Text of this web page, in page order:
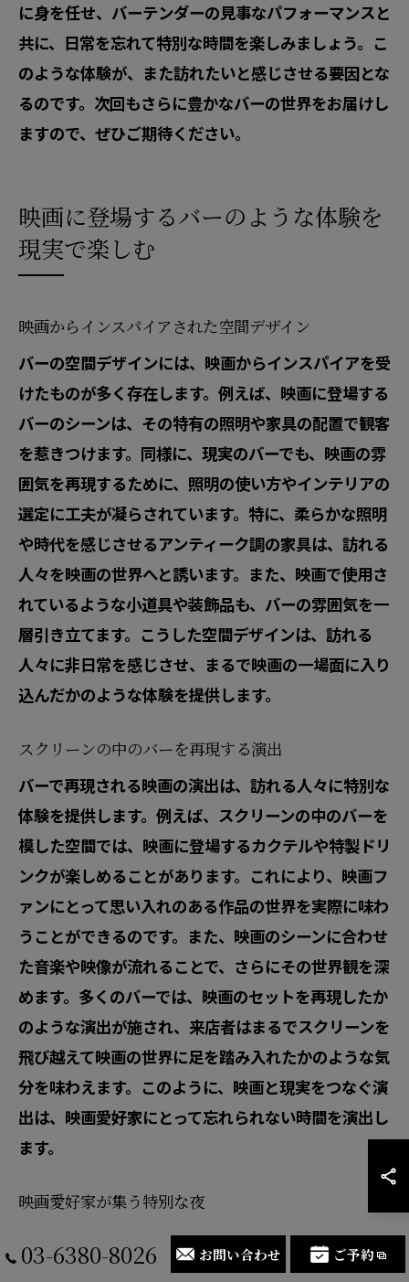
に身を任せ、バーテンダーの見事なパフォーマンスと
共に、日常を忘れて特別な時間を楽しみましょう。こ
のような体験が、また訪れたいと感じさせる要因とな
るのです。次回もさらに豊かなバーの世界をお届けし
ますので、ぜひご期待ください。
映画に登場するバーのような体験を
現実で楽しむ
映画からインスパイアされた空間デザイン
バーの空間デザインには、映画からインスパイアを受
けたものが多く存在します。例えば、映画に登場する
バーのシーンは、その特有の照明や家具の配置で観客
を惹きつけます。同様に、現実のバーでも、映画の雰
囲気を再現するために、照明の使い方やインテリアの
選定に工夫が凝らされています。特に、柔らかな照明
や時代を感じさせるアンティーク調の家具は、訪れる
人々を映画の世界へと誘います。また、映画で使用さ
れているような小道具や装飾品も、バーの雰囲気を一
層引き立てます。こうした空間デザインは、訪れる
人々に非日常を感じさせ、まるで映画の一場面に入り
込んだかのような体験を提供します。
スクリーンの中のバーを再現する演出
バーで再現される映画の演出は、訪れる人々に特別な
体験を提供します。例えば、スクリーンの中のバーを
模した空間では、映画に登場するカクテルや特製ドリ
ンクが楽しめることがあります。これにより、映画フ
ァンにとって思い入れのある作品の世界を実際に味わ
うことができるのです。また、映画のシーンに合わせ
た音楽や映像が流れることで、さらにその世界観を深
めます。多くのバーでは、映画のセットを再現したか
のような演出が施され、来店者はまるでスクリーンを
飛び越えて映画の世界に足を踏み入れたかのような気
分を味わえます。このように、映画と現実をつなぐ演
出は、映画愛好家にとって忘れられない時間を演出し
ます。
映画愛好家が集う特別な夜
映画愛好家が集う特別な夜は、まさに映画の名シーン
を彷彿とさせるバーで過ごす至福のひとときです。バ
03-6380-8026 お問い合わせ ご予約